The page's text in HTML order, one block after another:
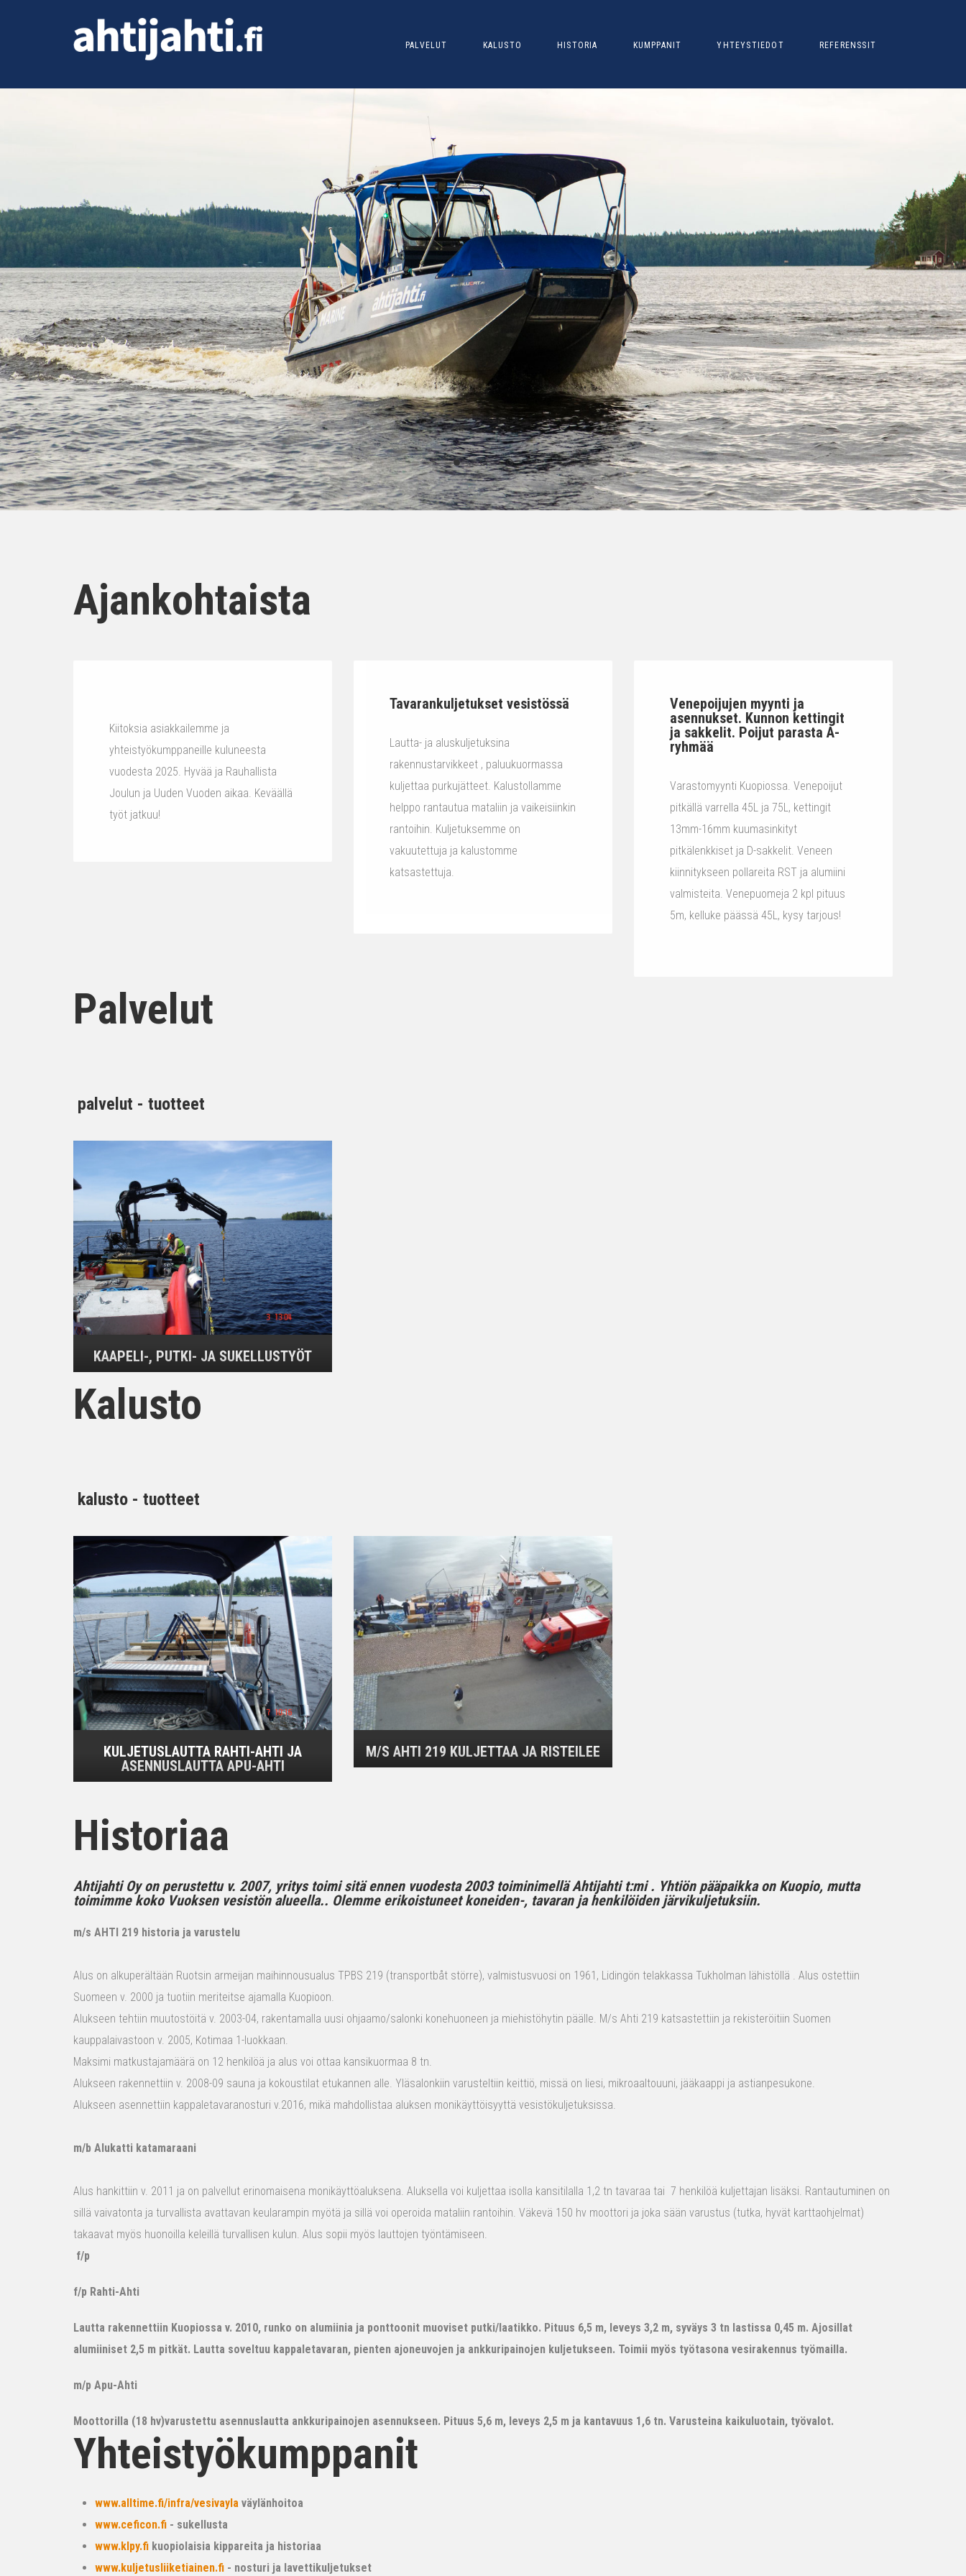
PALVELUT KALUSTO HISTORIA KUMPPANIT YHTEYSTIEDOT REFERENSSIT
Ajankohtaista
Kiitoksia asiakkailemme ja
yhteistyökumppaneille kuluneesta
vuodesta 2025. Hyvää ja Rauhallista
Joulun ja Uuden Vuoden aikaa. Keväällä
työt jatkuu!
Tavarankuljetukset vesistössä
Lautta- ja aluskuljetuksina
rakennustarvikkeet , paluukuormassa
kuljettaa purkujätteet. Kalustollamme
helppo rantautua mataliin ja vaikeisiinkin
rantoihin. Kuljetuksemme on
vakuutettuja ja kalustomme
katsastettuja.
Venepoijujen myynti ja
asennukset. Kunnon kettingit
ja sakkelit. Poijut parasta A-
ryhmää
Varastomyynti Kuopiossa. Venepoijut
pitkällä varrella 45L ja 75L, kettingit
13mm-16mm kuumasinkityt
pitkälenkkiset ja D-sakkelit. Veneen
kiinnitykseen pollareita RST ja alumiini
valmisteita. Venepuomeja 2 kpl pituus
5m, kelluke päässä 45L, kysy tarjous!
Palvelut
palvelut - tuotteet
KAAPELI-, PUTKI- JA SUKELLUSTYÖT
Kalusto
kalusto - tuotteet
KULJETUSLAUTTA RAHTI-AHTI JA
ASENNUSLAUTTA APU-AHTI
M/S AHTI 219 KULJETTAA JA RISTEILEE
Historiaa
Ahtijahti Oy on perustettu v. 2007, yritys toimi sitä ennen vuodesta 2003 toiminimellä Ahtijahti t:mi . Yhtiön pääpaikka on Kuopio, mutta
toimimme koko Vuoksen vesistön alueella.. Olemme erikoistuneet koneiden-, tavaran ja henkilöiden järvikuljetuksiin.
m/s AHTI 219 historia ja varustelu
Alus on alkuperältään Ruotsin armeijan maihinnousualus TPBS 219 (transportbåt större), valmistusvuosi on 1961, Lidingön telakkassa Tukholman lähistöllä . Alus ostettiin
Suomeen v. 2000 ja tuotiin meriteitse ajamalla Kuopioon.
Alukseen tehtiin muutostöitä v. 2003-04, rakentamalla uusi ohjaamo/salonki konehuoneen ja miehistöhytin päälle. M/s Ahti 219 katsastettiin ja rekisteröitiin Suomen
kauppalaivastoon v. 2005, Kotimaa 1-luokkaan.
Maksimi matkustajamäärä on 12 henkilöä ja alus voi ottaa kansikuormaa 8 tn.
Alukseen rakennettiin v. 2008-09 sauna ja kokoustilat etukannen alle. Yläsalonkiin varusteltiin keittiö, missä on liesi, mikroaaltouuni, jääkaappi ja astianpesukone.
Alukseen asennettiin kappaletavaranosturi v.2016, mikä mahdollistaa aluksen monikäyttöisyyttä vesistökuljetuksissa.
m/b Alukatti katamaraani
Alus hankittiin v. 2011 ja on palvellut erinomaisena monikäyttöaluksena. Aluksella voi kuljettaa isolla kansitilalla 1,2 tn tavaraa tai 7 henkilöä kuljettajan lisäksi. Rantautuminen on
sillä vaivatonta ja turvallista avattavan keularampin myötä ja sillä voi operoida mataliin rantoihin. Väkevä 150 hv moottori ja joka sään varustus (tutka, hyvät karttaohjelmat)
takaavat myös huonoilla keleillä turvallisen kulun. Alus sopii myös lauttojen työntämiseen.
f/p
f/p Rahti-Ahti
Lautta rakennettiin Kuopiossa v. 2010, runko on alumiinia ja ponttoonit muoviset putki/laatikko. Pituus 6,5 m, leveys 3,2 m, syväys 3 tn lastissa 0,45 m. Ajosillat
alumiiniset 2,5 m pitkät. Lautta soveltuu kappaletavaran, pienten ajoneuvojen ja ankkuripainojen kuljetukseen. Toimii myös työtasona vesirakennus työmailla.
m/p Apu-Ahti
Moottorilla (18 hv)varustettu asennuslautta ankkuripainojen asennukseen. Pituus 5,6 m, leveys 2,5 m ja kantavuus 1,6 tn. Varusteina kaikuluotain, työvalot.
Yhteistyökumppanit
www.alltime.fi/infra/vesivayla väylänhoitoa
www.ceficon.fi - sukellusta
www.klpy.fi kuopiolaisia kippareita ja historiaa
www.kuljetusliiketiainen.fi - nosturi ja lavettikuljetukset